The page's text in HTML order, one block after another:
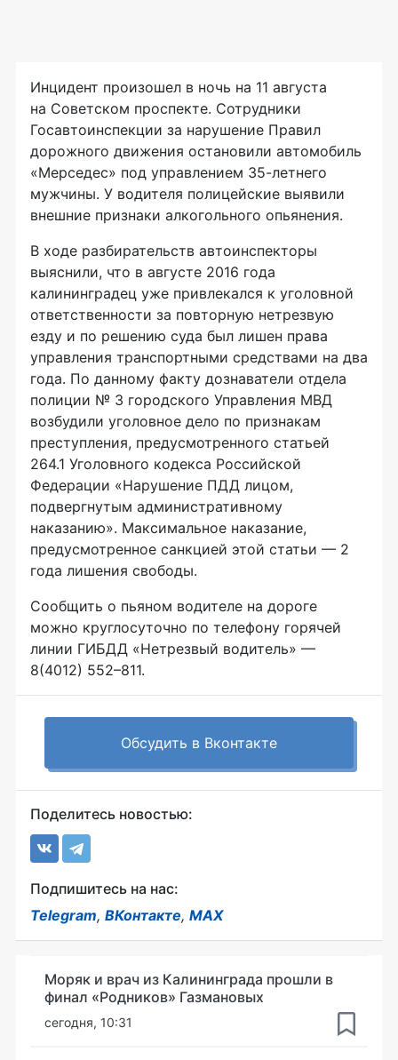
Инцидент произошел в ночь на 11 августа
на Советском проспекте. Сотрудники
Госавтоинспекции за нарушение Правил
дорожного движения остановили автомобиль
«Мерседес» под управлением 35-летнего
мужчины. У водителя полицейские выявили
внешние признаки алкогольного опьянения.
В ходе разбирательств автоинспекторы
выяснили, что в августе 2016 года
калининградец уже привлекался к уголовной
ответственности за повторную нетрезвую
езду и по решению суда был лишен права
управления транспортными средствами на два
года. По данному факту дознаватели отдела
полиции № 3 городского Управления МВД
возбудили уголовное дело по признакам
преступления, предусмотренного статьей
264.1 Уголовного кодекса Российской
Федерации «Нарушение ПДД лицом,
подвергнутым административному
наказанию». Максимальное наказание,
предусмотренное санкцией этой статьи — 2
года лишения свободы.
Сообщить о пьяном водителе на дороге
можно круглосуточно по телефону горячей
линии ГИБДД «Нетрезвый водитель» —
8(4012) 552–811.
Обсудить в Вконтакте
Поделитесь новостью:
Подпишитесь на нас:
Telegram, ВКонтакте, MAX
Моряк и врач из Калининграда прошли в
финал «Родников» Газмановых
сегодня, 10:31